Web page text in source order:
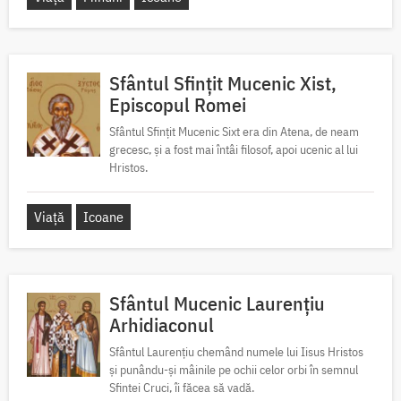
Sfântul Sfințit Mucenic Xist,
Episcopul Romei
Sfântul Sfințit Mucenic Sixt era din Atena, de neam
grecesc, și a fost mai întâi filosof, apoi ucenic al lui
Hristos.
Viață Icoane
Sfântul Mucenic Laurențiu
Arhidiaconul
Sfântul Laurențiu chemând numele lui Iisus Hristos
și punându-și mâinile pe ochii celor orbi în semnul
Sfintei Cruci, îi făcea să vadă.